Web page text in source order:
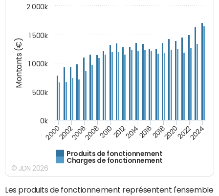
Montants (€)
Produits de fonctionnement
Charges de fonctionnement
200020022006200820102012201420162018202020222024
0k
500k
1 000k
1 500k
2 000k
© JDN 2026
Les produits de fonctionnement représentent l'ensemble